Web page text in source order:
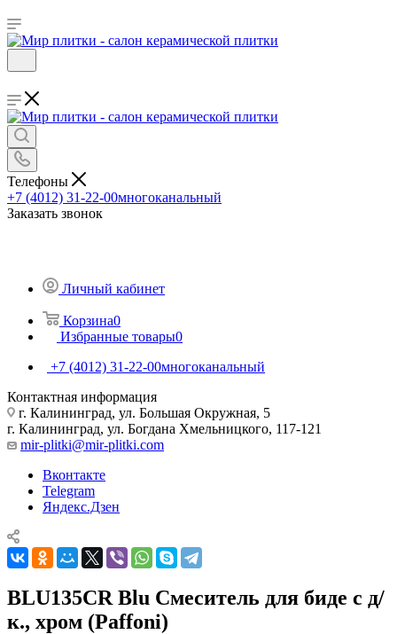
Телефоны
+7 (4012) 31-22-00многоканальный
Заказать звонок
Личный кабинет
Корзина0
Избранные товары0
+7 (4012) 31-22-00многоканальный
Контактная информация
г. Калининград, ул. Большая Окружная, 5
г. Калининград, ул. Богдана Хмельницкого, 117-121
mir-plitki@mir-plitki.com
Вконтакте
Telegram
Яндекс.Дзен
BLU135CR Blu Смеситель для биде с д/
к., хром (Paffoni)